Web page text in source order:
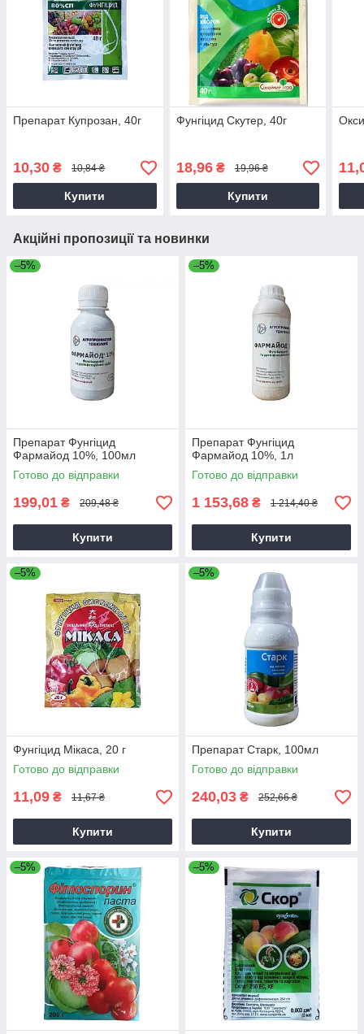
Препарат Купрозан, 40г
10,30 ₴ 10,84 ₴
Купити
Фунгіцид Скутер, 40г
18,96₴ 19,96 ₴
Купити
Акційні пропозиції та новинки
–5%
Препарат Фунгіцид
Фармайод 10%, 100мл
Готово до відправки
199,01 ₴ 209,48 ₴
Купити
–5%
Препарат Фунгіцид
Фармайод 10%, 1л
Готово до відправки
1 153,68 ₴ 1 214,40 ₴
Купити
–5%
Фунгіцид Мікаса, 20 г
Готово до відправки
11,09 ₴ 11,67 ₴
Купити
–5%
Препарат Старк, 100мл
Готово до відправки
240,03 ₴ 252,66 ₴
Купити
–5% –5%